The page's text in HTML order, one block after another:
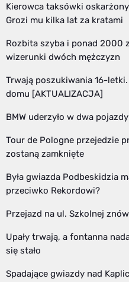
Kierowca taksówki
Grozi mu kilka lat za kratami
Rozbita szyba i ponad 2000
wizerunki dwóch mężczyzn
Trwają poszukiwania 16-
domu [AKTUALIZACJA]
BMW uderzyło w dwa
Tour de Pologne przejedzie
zostaną zamknięte
Była gwiazda Podbeskidzia
przeciwko Rekordowi?
Przejazd na ul. Szkolnej
Upały trwają, a fontanna
się stało
Spadające gwiazdy nad